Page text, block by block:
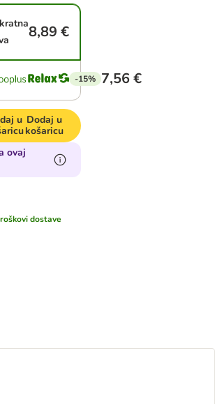
8,89 €
-15% 7,56 €
u Dodaj u
košaricu
ovaj
dostave